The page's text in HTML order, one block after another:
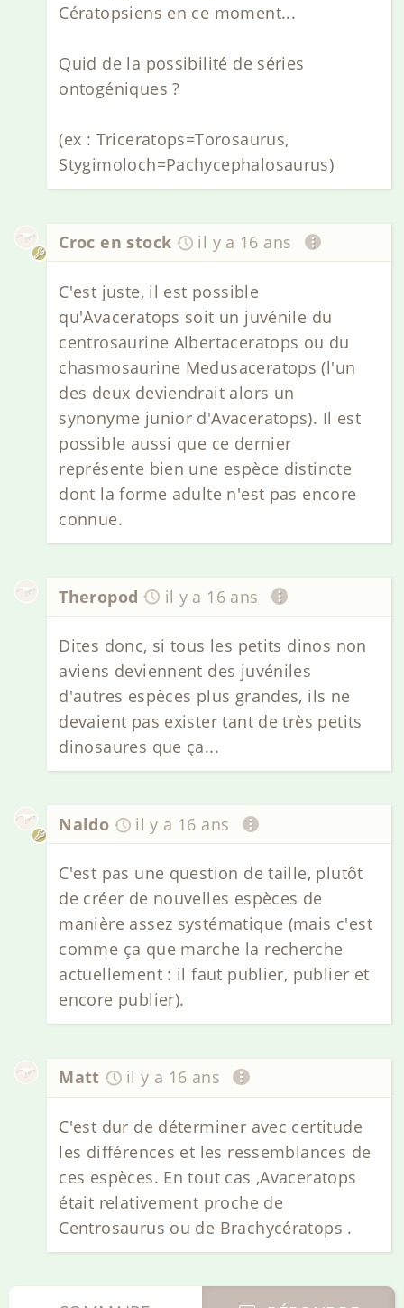
Cératopsiens en ce moment...
Quid de la possibilité de séries
ontogéniques ?
(ex : Triceratops=Torosaurus,
Stygimoloch=Pachycephalosaurus)
Croc en stock il y a 16 ans
C'est juste, il est possible
qu'Avaceratops soit un juvénile du
centrosaurine Albertaceratops ou du
chasmosaurine Medusaceratops (l'un
des deux deviendrait alors un
synonyme junior d'Avaceratops). Il est
possible aussi que ce dernier
représente bien une espèce distincte
dont la forme adulte n'est pas encore
connue.
Theropod il y a 16 ans
Dites donc, si tous les petits dinos non
aviens deviennent des juvéniles
d'autres espèces plus grandes, ils ne
devaient pas exister tant de très petits
dinosaures que ça...
Naldo il y a 16 ans
C'est pas une question de taille, plutôt
de créer de nouvelles espèces de
manière assez systématique (mais c'est
comme ça que marche la recherche
actuellement : il faut publier, publier et
encore publier).
Matt il y a 16 ans
C'est dur de déterminer avec certitude
les différences et les ressemblances de
ces espèces. En tout cas ,Avaceratops
était relativement proche de
Centrosaurus ou de Brachycératops .